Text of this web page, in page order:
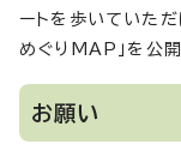
ートを歩いていただ
めぐりMAP」を公開
お願い